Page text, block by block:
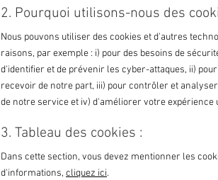
2. Pourquoi utilisons-nous des
Nous pouvons utiliser des cookies et d'autres
raisons, par exemple : i) pour des besoins de
d'identifier et de prévenir les cyber-attaques, ii)
recevoir de notre part, iii) pour contrôler et
de notre service et iv) d'améliorer votre expérience
3. Tableau des cookies :
Dans cette section, vous devez mentionner les
d'informations, cliquez ici.